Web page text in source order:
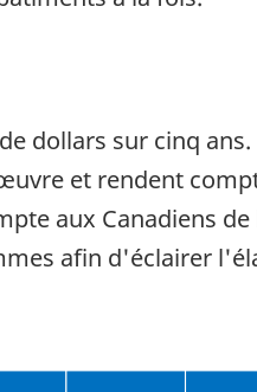
dollars sur cinq
et rendent
aux Canadiens
afin d'éclairer